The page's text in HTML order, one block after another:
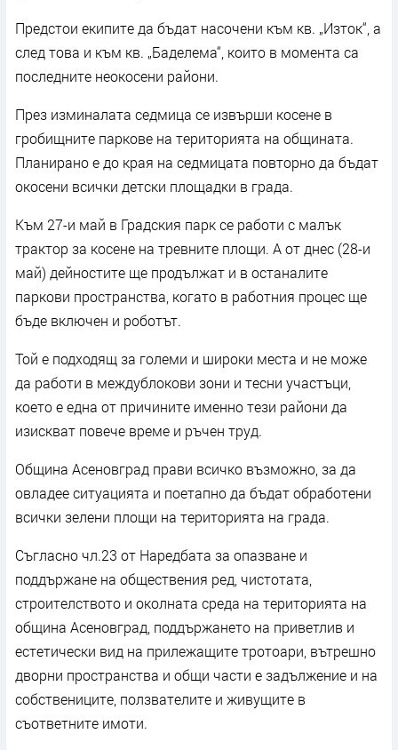
Предстои екипите да бъдат насочени към кв. „Изток“, а
след това и към кв. „Баделема“, които в момента са
последните неокосени райони.
През изминалата седмица се извърши косене в
гробищните паркове на територията на общината.
Планирано е до края на седмицата повторно да бъдат
окосени всички детски площадки в града.
Към 27-и май в Градския парк се работи с малък
трактор за косене на тревните площи. А от днес (28-и
май) дейностите ще продължат и в останалите
паркови пространства, когато в работния процес ще
бъде включен и роботът.
Той е подходящ за големи и широки места и не може
да работи в междублокови зони и тесни участъци,
което е една от причините именно тези райони да
изискват повече време и ръчен труд.
Община Асеновград прави всичко възможно, за да
овладее ситуацията и поетапно да бъдат обработени
всички зелени площи на територията на града.
Съгласно чл.23 от Наредбата за опазване и
поддържане на обществения ред, чистотата,
строителството и околната среда на територията на
община Асеновград, поддържането на приветлив и
естетически вид на прилежащите тротоари, вътрешно
дворни пространства и общи части е задължение и на
собствениците, ползвателите и живущите в
съответните имоти.